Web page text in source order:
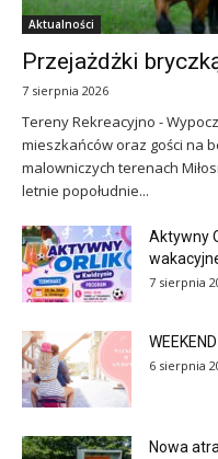
Aktualności
Przejażdżki
7 sierpnia 2026
Tereny Rekreacyjno -
mieszkańców oraz gości na
malowniczych terenach
letnie popołudnie...
Aktywny
7 sierpnia
6 sierpnia
Nowa